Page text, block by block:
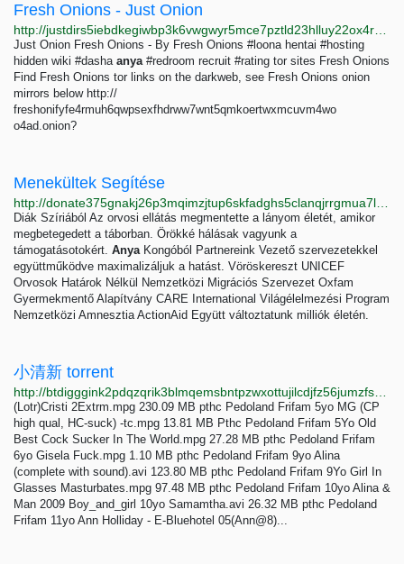
Fresh Onions - Just Onion
Just Onion Fresh Onions - By Fresh Onions #loona hentai #hosting
hidden wiki #dasha anya#redroom recruit #rating tor sites Fresh Onions
Find Fresh Onions tor links on the darkweb, see Fresh Onions onion
mirrors below http://
freshonifyfe4rmuh6qwpsexfhdrww7wnt5qmkoertwxmcuvm4wo
o4ad.onion?
Menekültek Segítése
Diák Szíriából Az orvosi ellátás megmentette a lányom életét, amikor
megbetegedett a táborban. Örökké hálásak vagyunk a
támogatásotokért. AnyaKongóból Partnereink Vezető szervezetekkel
együttműködve maximalizáljuk a hatást. Vöröskereszt UNICEF
Orvosok Határok Nélkül Nemzetközi Migrációs Szervezet Oxfam
Gyermekmentő Alapítvány CARE International Világélelmezési Program
Nemzetközi Amnesztia ActionAid Együtt változtatunk milliók életén.
小清新 torrent
(Lotr)Cristi 2Extrm.mpg 230.09 MB pthc Pedoland Frifam 5yo MG (CP
high qual, HC-suck) -tc.mpg 13.81 MB Pthc Pedoland Frifam 5Yo Old
Best Cock Sucker In The World.mpg 27.28 MB pthc Pedoland Frifam
6yo Gisela Fuck.mpg 1.10 MB pthc Pedoland Frifam 9yo Alina
(complete with sound).avi 123.80 MB pthc Pedoland Frifam 9Yo Girl In
Glasses Masturbates.mpg 97.48 MB pthc Pedoland Frifam 10yo Alina &
Man 2009 Boy_and_girl 10yo Samamtha.avi 26.32 MB pthc Pedoland
Frifam 11yo Ann Holliday - E-Bluehotel 05(Ann@8)...